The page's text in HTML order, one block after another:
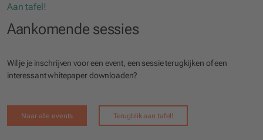
Aan tafel!
Aankomende sessies
Wil je je inschrijven voor een event, een sessie terugkijken of een
interessant whitepaper downloaden?
Naar alle events Terugblik aan tafel!